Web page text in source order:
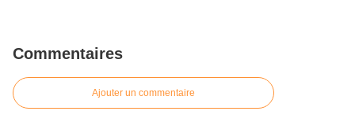
Commentaires
Ajouter un commentaire